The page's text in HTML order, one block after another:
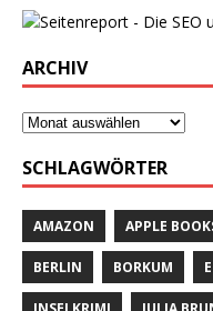
ARCHIV
SCHLAGWÖRTER
AMAZON APPLE
BERLIN BORKUM